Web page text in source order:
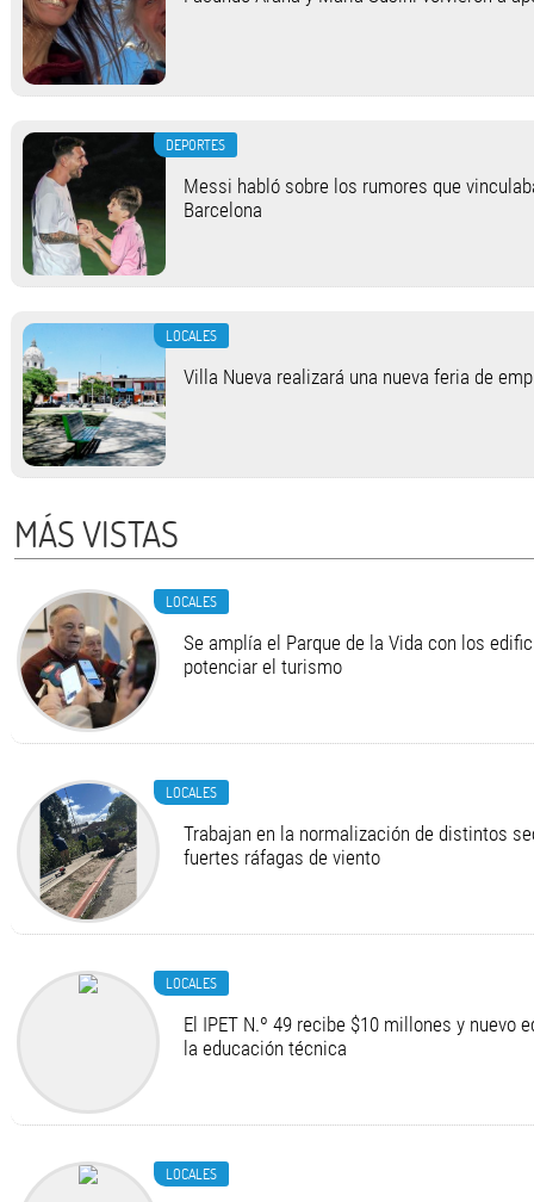
DEPORTES
Messi habló sobre los rumores que
Barcelona
LOCALES
Villa Nueva realizará una nueva feria de
MÁS VISTAS
LOCALES
Se amplía el Parque de la Vida con los
potenciar el turismo
LOCALES
Trabajan en la normalización de distintos
fuertes ráfagas de viento
LOCALES
El IPET N.º 49 recibe $10 millones y nuevo
la educación técnica
LOCALES